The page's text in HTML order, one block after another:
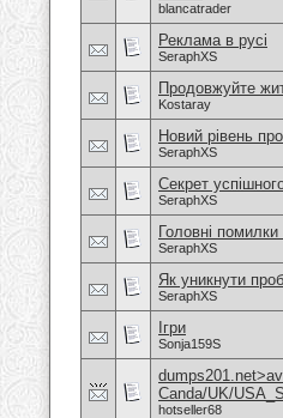
blancatrader
Реклама в русі
SeraphXS
Продовжуйте
Kostaray
Новий рівень
SeraphXS
Секрет
SeraphXS
Головні
SeraphXS
Як уникнути
SeraphXS
Ігри
Sonja159S
Canda/UK/
hotseller68